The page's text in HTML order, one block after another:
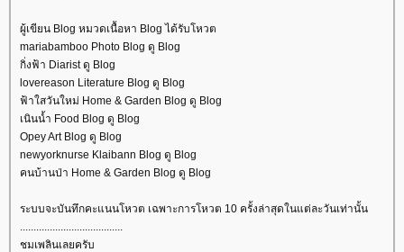
ผู้เขียน Blog หมวดเนื้อหา Blog ได้รับโหวต
mariabamboo Photo Blog ดู Blog
กิ่งฟ้า Diarist ดู Blog
lovereason Literature Blog ดู Blog
ฟ้าใสวันใหม่ Home & Garden Blog ดู Blog
เนินน้ำ Food Blog ดู Blog
Opey Art Blog ดู Blog
newyorknurse Klaibann Blog ดู Blog
คนบ้านป่า Home & Garden Blog ดู Blog
ระบบจะบันทึกคะแนนโหวต เฉพาะการโหวต 10 ครั้งล่าสุดในแต่ละวันเท่านั้น
ชมเพลินเลยครับ